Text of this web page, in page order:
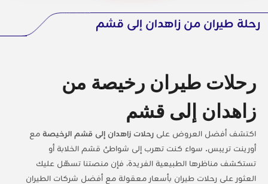
رحلة طيران من زاهدان إلى قشم
رحلات طيران رخيصة من
زاهدان إلى قشم
اكتشف أفضل العروض على رحلات زاهدان إلى قشم الرخيصةمع
أورينت تريبس. سواء كنت تهرب إلى شواطئ قشم الخلابة أو
تستكشف مناظرها الطبيعية الفريدة، فإن منصتنا تسهّل عليك
العثور على رحلات طيران بأسعار معقولة مع أفضل شركات الطيران